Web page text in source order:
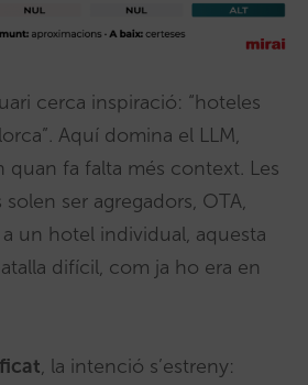
cerca inspiració: “hoteles
Aquí domina el LLM,
quan fa falta més context. Les
ser agregadors, OTA,
un hotel individual, aquesta
difícil, com ja ho era en
, la intenció s’estreny: